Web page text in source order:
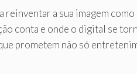
a sua imagem
conta e onde o digital se
prometem não só